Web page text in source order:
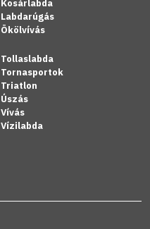
Kosárlabda
Labdarúgás
Ökölvívás
Tollaslabda
Tornasportok
Triatlon
Úszás
Vívás
Vízilabda